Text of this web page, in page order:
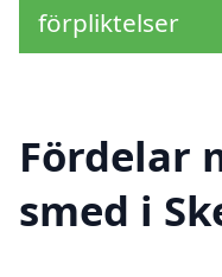
förpliktelser
Fördelar
smed i